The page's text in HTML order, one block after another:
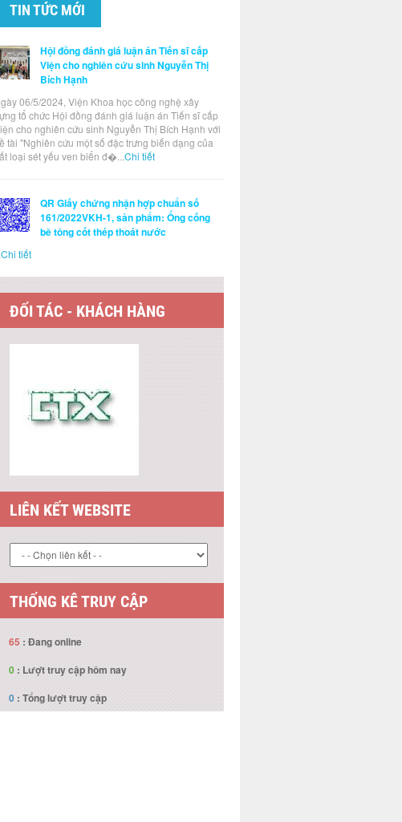
TIN TỨC MỚI
Hội đồng đánh giá luận án Tiến sĩ cấp
Viện cho nghiên cứu sinh Nguyễn Thị
Bích Hạnh
06/5/2024, Viện Khoa học công nghệ xây
tổ chức Hội đồng đánh giá luận án Tiến sĩ cấp
cho nghiên cứu sinh Nguyễn Thị Bích Hạnh với
tài "Nghiên cứu một số đặc trưng biến dạng của
loại sét yếu ven biển đ�...Chi tiết
QR Giấy chứng nhận hợp chuẩn số
161/2022VKH-1, sản phẩm: Ống cống
bê tông cốt thép thoát nước
...Chi tiết
ĐỐI TÁC - KHÁCH HÀNG
LIÊN KẾT WEBSITE
THỐNG KÊ TRUY CẬP
65 : Đang online
0 : Lượt truy cập hôm nay
0 : Tổng lượt truy cập